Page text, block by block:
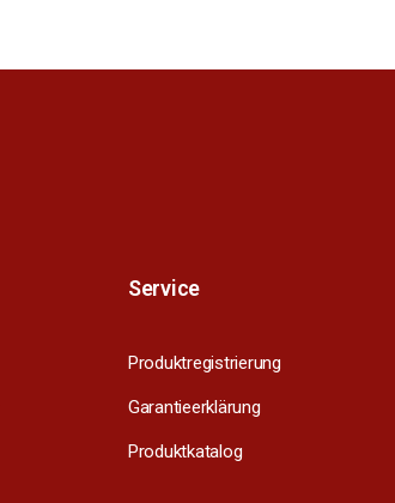
Service
Produktregistrierung
Garantieerklärung
Produktkatalog